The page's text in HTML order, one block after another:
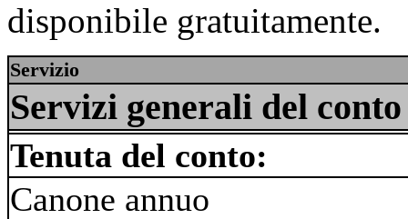
disponibile gratuitamente.
Servizio
Servizi generali del conto
Tenuta del conto:
Canone annuo